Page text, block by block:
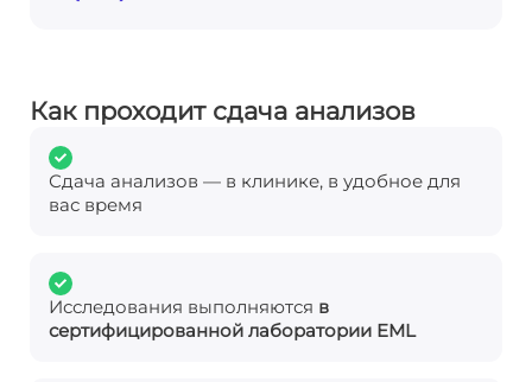
Как проходит сдача анализов
Сдача анализов — в клинике, в удобное для
вас время
Исследования выполняются в
сертифицированной лаборатории EML